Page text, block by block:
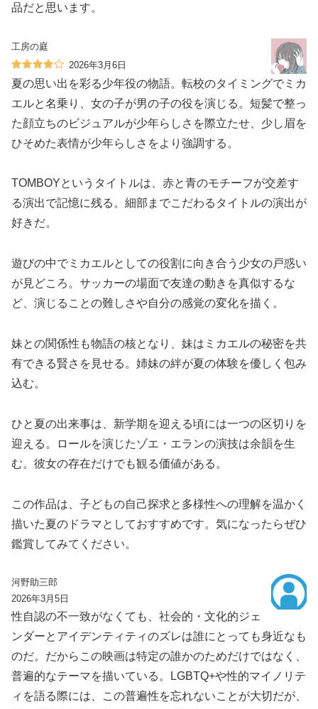
品だと思います。
工房の庭
2026年3月6日
夏の思い出を彩る少年役の物語。転校のタイミングでミカ
エルと名乗り、女の子が男の子の役を演じる。短髪で整っ
た顔立ちのビジュアルが少年らしさを際立たせ、少し眉を
ひそめた表情が少年らしさをより強調する。
TOMBOYというタイトルは、赤と青のモチーフが交差す
る演出で記憶に残る。細部までこだわるタイトルの演出が
好きだ。
遊びの中でミカエルとしての役割に向き合う少女の戸惑い
が見どころ。サッカーの場面で友達の動きを真似するな
ど、演じることの難しさや自分の感覚の変化を描く。
妹との関係性も物語の核となり、妹はミカエルの秘密を共
有できる賢さを見せる。姉妹の絆が夏の体験を優しく包み
込む。
ひと夏の出来事は、新学期を迎える頃には一つの区切りを
迎える。ロールを演じたゾエ・エランの演技は余韻を生
む。彼女の存在だけでも観る価値がある。
この作品は、子どもの自己探求と多様性への理解を温かく
描いた夏のドラマとしておすすめです。気になったらぜひ
鑑賞してみてください。
河野助三郎
2026年3月5日
性自認の不一致がなくても、社会的・文化的ジェ
ンダーとアイデンティティのズレは誰にとっても身近なも
のだ。だからこの映画は特定の誰かのためだけではなく、
普遍的なテーマを描いている。LGBTQ+や性的マイノリテ
ィを語る際には、この普遍性を忘れないことが大切だが、